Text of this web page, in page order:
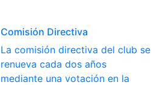
Comisión Directiva
La comisión directiva del club se
renueva cada dos años
mediante una votación en la